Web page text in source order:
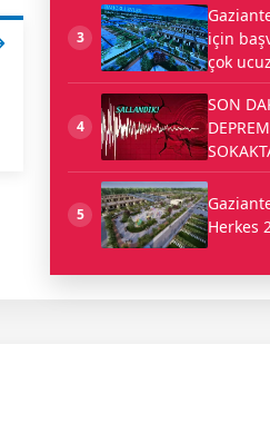
3
için
çok ucuz
4
SON
5
Herkes